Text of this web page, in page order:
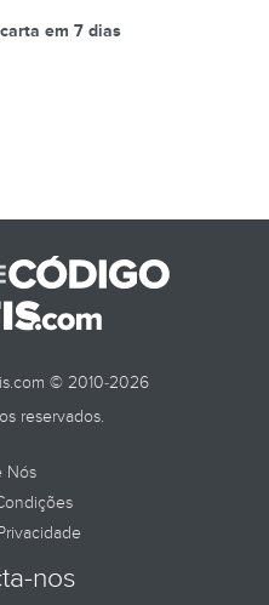
em 7 dias
© 2010-2026
reservados.
Nós
nos